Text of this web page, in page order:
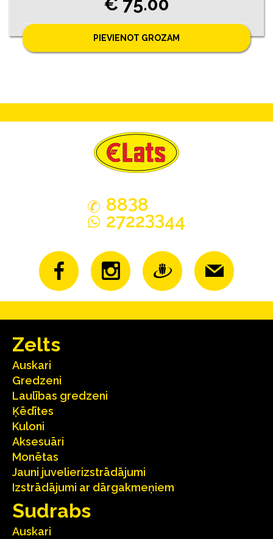
PIEVIENOT GROZAM
8838
27223344
Zelts
Auskari
Gredzeni
Laulības gredzeni
Ķēdītes
Kuloni
Aksesuāri
Monētas
Jauni juvelierizstrādājumi
Izstrādājumi ar dārgakmeņiem
Sudrabs
Auskari